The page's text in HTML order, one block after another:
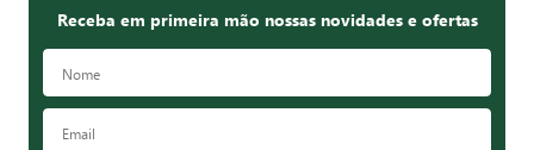
Receba em primeira mão nossas novidades e ofertas